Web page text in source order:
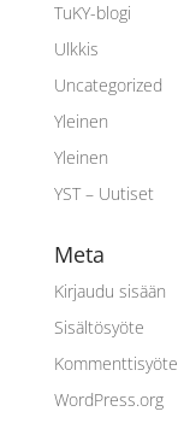
TuKY-blogi
Ulkkis
Uncategorized
Yleinen
Yleinen
YST – Uutiset
Meta
Kirjaudu sisään
Sisältösyöte
Kommenttisyöte
WordPress.org